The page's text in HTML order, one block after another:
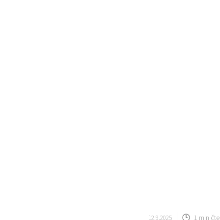
12.9.2025 1 min